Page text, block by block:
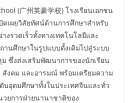
(广州英豪学校) โรงเรียนเอกชน
ดเผยวิสัยทัศน์ด้านการศึกษาสำหรับ
งรวดเร็วทั้งทางเทคโนโลยีและ
นศึกษาในรูปแบบดั้งเดิมไปสู่ระบบ
ซึ่งส่งเสริมพัฒนาการของนักเรียน
งคม และอารมณ์ พร้อมเตรียมความ
บอุดมศึกษาทั้งในประเทศจีนและทั่ว
ยการฝ่ายนานาชาติของ